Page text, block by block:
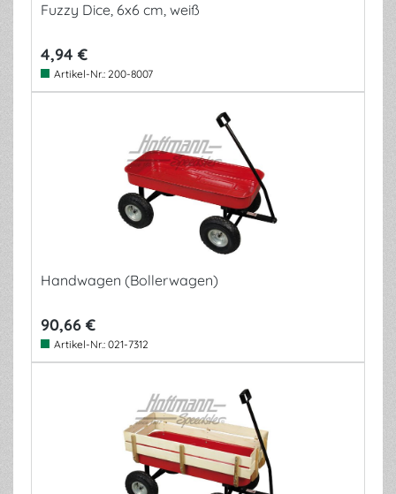
Fuzzy Dice, 6x6 cm, weiß
4,94 €
Artikel-Nr.: 200-8007
Handwagen (Bollerwagen)
90,66 €
Artikel-Nr.: 021-7312